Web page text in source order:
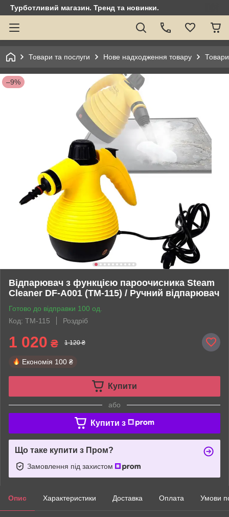
Турботливий магазин. Тренд та новинки.
Товари та послуги Нове надходження товару
–9%
Відпарювач з функцією пароочисника Steam
Cleaner DF-A001 (ТМ-115) / Ручний відпарювач
Готово до відправки 100 од.
Код: TM-115
Роздріб
1 020 ₴ 1 120 ₴
Економія 100 ₴
Купити
або
Купити з
Що таке купити з Пром?
Замовлення під захистом
Опис Характеристики Доставка Оплата Умови